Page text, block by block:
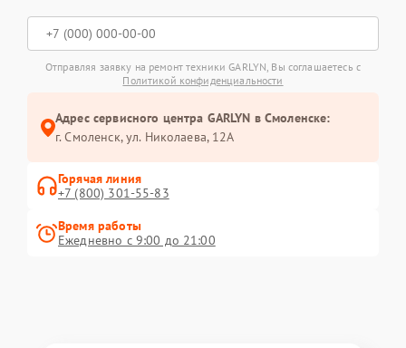
Отправляя заявку на ремонт техники GARLYN, Вы соглашаетесь с
Политикой конфиденциальности
Адрес сервисного центра GARLYN в Смоленске:
г. Смоленск, ул. Николаева, 12А
Горячая линия
+7 (800) 301-55-83
Время работы
Ежедневно с 9:00 до 21:00